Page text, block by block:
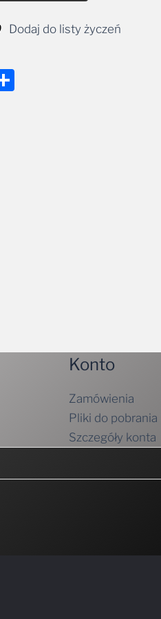
Dodaj do listy życzeń
Share
Konto
Zamówienia
Pliki do pobrania
Szczegóły konta